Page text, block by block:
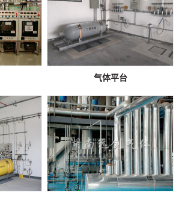
气体平台